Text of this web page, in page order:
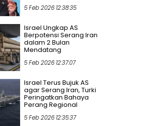
5 Feb 2026 12:38:35
Israel Ungkap AS
Berpotensi Serang Iran
dalam 2 Bulan
Mendatang
5 Feb 2026 12:37:07
Israel Terus Bujuk AS
agar Serang Iran, Turki
Peringatkan Bahaya
Perang Regional
5 Feb 2026 12:35:37